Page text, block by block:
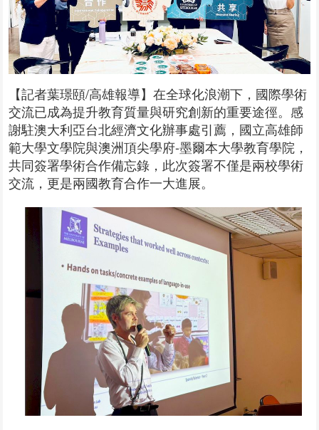
【記者葉璟頤/高雄報導】在全球化浪潮下，國際學術
交流已成為提升教育質量與研究創新的重要途徑。感
謝駐澳大利亞台北經濟文化辦事處引薦，國立高雄師
範大學文學院與澳洲頂尖學府-墨爾本大學教育學院，
共同簽署學術合作備忘錄，此次簽署不僅是兩校學術
交流，更是兩國教育合作一大進展。